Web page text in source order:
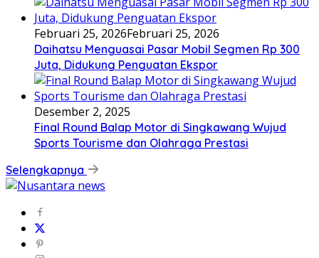
Februari 25, 2026Februari 25, 2026
Daihatsu Menguasai Pasar Mobil Segmen Rp 300
Juta, Didukung Penguatan Ekspor
Desember 2, 2025
Final Round Balap Motor di Singkawang Wujud
Sports Tourisme dan Olahraga Prestasi
Selengkapnya